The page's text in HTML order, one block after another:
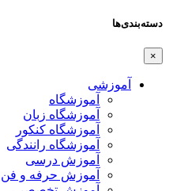
دسته‌بندی‌ها
×
آموزشی
آموزشگاه
آموزشگاه زبان
آموزشگاه کنکور
آموزشگاه رانندگی
آموزش درسی
آموزش حرفه و فن